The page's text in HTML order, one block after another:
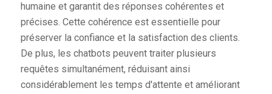
humaine et garantit des réponses cohérentes et
précises. Cette cohérence est essentielle pour
préserver la confiance et la satisfaction des clients.
De plus, les chatbots peuvent traiter plusieurs
requêtes simultanément, réduisant ainsi
considérablement les temps d'attente et améliorant